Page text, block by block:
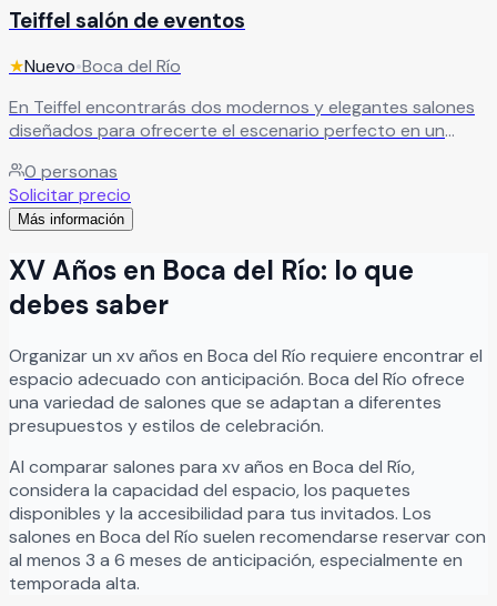
Teiffel salón de eventos
★Nuevo•Boca del Río
En Teiffel encontrarás dos modernos y elegantes salones
diseñados para ofrecerte el escenario perfecto en un
tu estilo para que puedas celebrar tu evento tal como
siempre lo imaginaste.
0 personas
Solicitar precio
Más información
XV Años en Boca del Río: lo que
debes saber
Organizarun xv años en Boca del Río requiere encontrar el
espacio adecuado con anticipación. Boca del Río ofrece
una variedad de salones que se adaptan a diferentes
presupuestos y estilos de celebración.
Al comparar salones para xv años en Boca del Río,
considera la capacidad del espacio, los paquetes
disponibles y la accesibilidad para tus invitados. Los
salones en Boca del Río suelen recomendarse reservar con
al menos 3 a 6 meses de anticipación, especialmente en
temporada alta.